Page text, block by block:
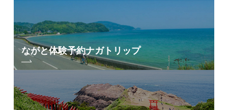
ながと体験予約ナガトリップ